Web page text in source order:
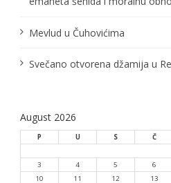
Mevlud u Čuhovićima
Svečano otvorena džamija u
August 2026
P U S Č
3
4 5 6
10
11 12 13